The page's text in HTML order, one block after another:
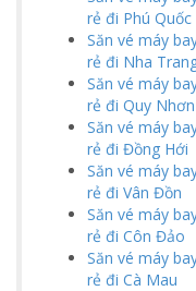
rẻ đi Phú Quốc
Săn vé máy
rẻ đi Nha
Săn vé máy
rẻ đi Quy Nhơn
Săn vé máy
rẻ đi Đồng Hới
Săn vé máy
rẻ đi Vân Đồn
Săn vé máy
rẻ đi Côn Đảo
Săn vé máy
rẻ đi Cà Mau